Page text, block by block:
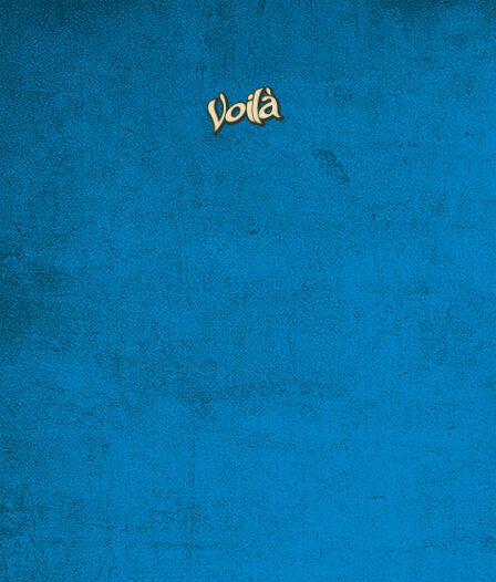
Startseite
Voilà Karte
Galerie
Reservierungen
Kontakt
Über uns